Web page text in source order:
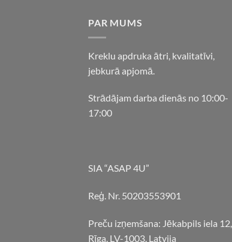
PAR MUMS
Kreklu apdruka ātri, kvalitatīvi,
jebkurā apjomā.
Strādājam darba dienās no 10:00-
17:00
SIA “ASAP 4U”
Reģ. Nr. 50203553901
Preču izņemšana: Jēkabpils iela 12,
Rīga, LV-1003, Latvija